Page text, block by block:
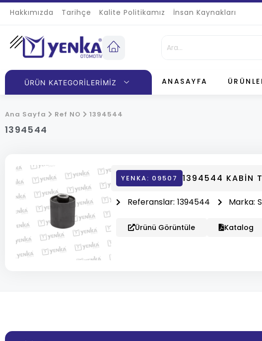
Hakkımızda Tarihçe Kalite Politikamız İnsan Kaynakları
ÜRÜN KATEGORILERIMIZ ANASAYFA
Ana Sayfa Ref NO 1394544
1394544
YENKA: 09507 1394544 KABİN
Referanslar: 1394544 Marka:
Ürünü Görüntüle Katalog